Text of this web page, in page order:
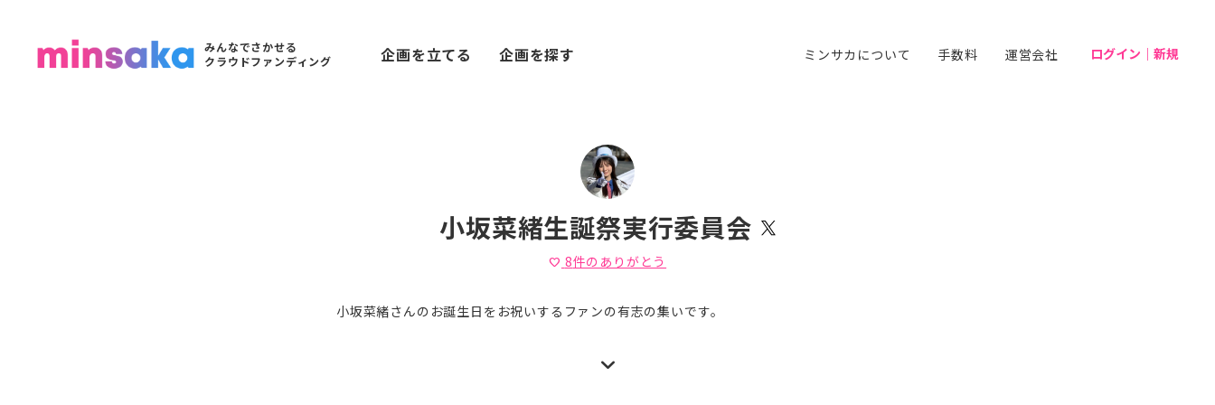
みんなでさかせる
クラウドファンディング
企画を立てる 企画を探す ミンサカについて 手数料 運営会社 ログイン｜新規
小坂菜緒生誕祭実行委員会
favorite 8件のありがとう
小坂菜緒さんのお誕生日をお祝いするファンの有志の集いです。